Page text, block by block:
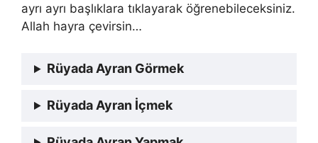
ayrı ayrı başlıklara tıklayarak öğrenebileceksiniz.
Allah hayra çevirsin…
Rüyada Ayran Görmek
Rüyada Ayran İçmek